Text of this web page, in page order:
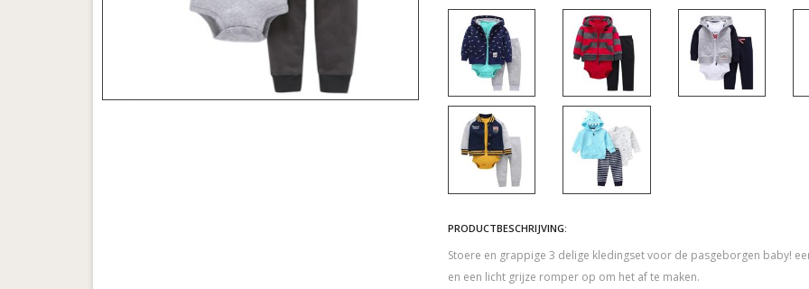
PRODUCTBESCHRIJVING:
Stoere en grappige 3 delige kledingset voor de pasgeborgen baby!
en een licht grijze romper op om het af te maken.